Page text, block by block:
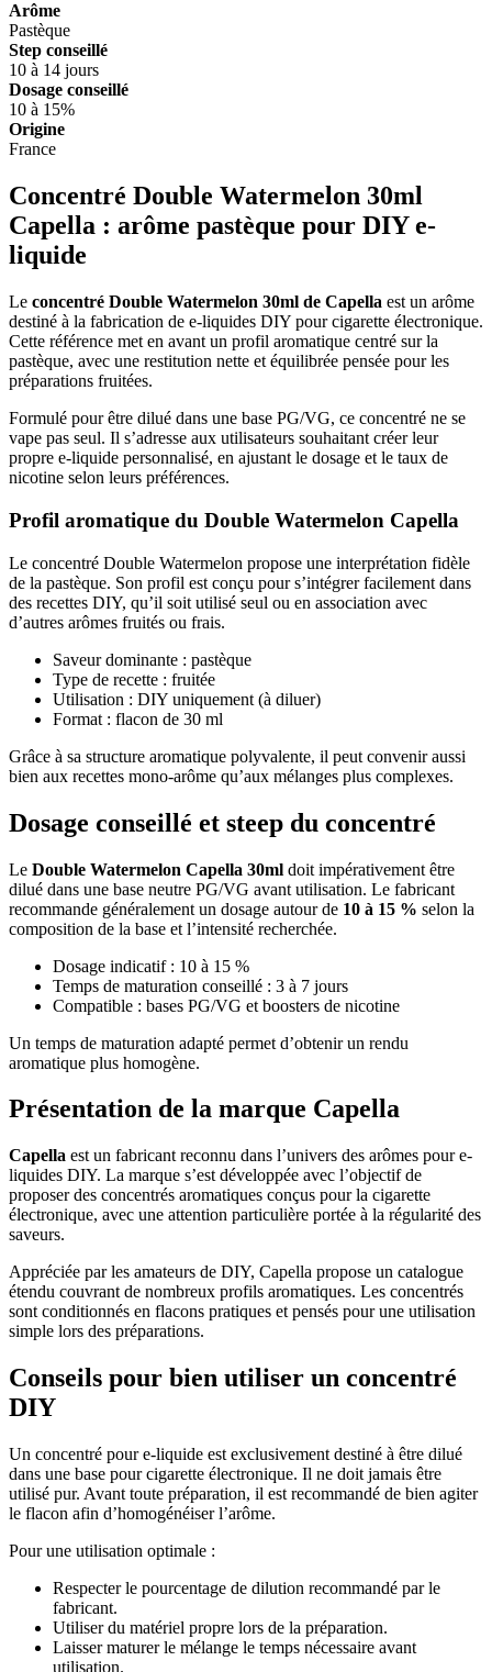
Arôme
Pastèque
Step conseillé
10 à 14 jours
Dosage conseillé
10 à 15%
Origine
France
Concentré Double Watermelon 30ml
Capella : arôme pastèque pour DIY e-
liquide
Le concentré Double Watermelon 30ml de Capella est un arôme
destiné à la fabrication de e-liquides DIY pour cigarette électronique.
Cette référence met en avant un profil aromatique centré sur la
pastèque, avec une restitution nette et équilibrée pensée pour les
préparations fruitées.
Formulé pour être dilué dans une base PG/VG, ce concentré ne se
vape pas seul. Il s’adresse aux utilisateurs souhaitant créer leur
propre e-liquide personnalisé, en ajustant le dosage et le taux de
nicotine selon leurs préférences.
Profil aromatique du Double Watermelon Capella
Le concentré Double Watermelon propose une interprétation fidèle
de la pastèque. Son profil est conçu pour s’intégrer facilement dans
des recettes DIY, qu’il soit utilisé seul ou en association avec
d’autres arômes fruités ou frais.
Saveur dominante : pastèque
Type de recette : fruitée
Utilisation : DIY uniquement (à diluer)
Format : flacon de 30 ml
Grâce à sa structure aromatique polyvalente, il peut convenir aussi
bien aux recettes mono-arôme qu’aux mélanges plus complexes.
Dosage conseillé et steep du concentré
Le Double Watermelon Capella 30ml doit impérativement être
dilué dans une base neutre PG/VG avant utilisation. Le fabricant
recommande généralement un dosage autour de 10 à 15 % selon la
composition de la base et l’intensité recherchée.
Dosage indicatif : 10 à 15 %
Temps de maturation conseillé : 3 à 7 jours
Compatible : bases PG/VG et boosters de nicotine
Un temps de maturation adapté permet d’obtenir un rendu
aromatique plus homogène.
Présentation de la marque Capella
Capella est un fabricant reconnu dans l’univers des arômes pour e-
liquides DIY. La marque s’est développée avec l’objectif de
proposer des concentrés aromatiques conçus pour la cigarette
électronique, avec une attention particulière portée à la régularité des
saveurs.
Appréciée par les amateurs de DIY, Capella propose un catalogue
étendu couvrant de nombreux profils aromatiques. Les concentrés
sont conditionnés en flacons pratiques et pensés pour une utilisation
simple lors des préparations.
Conseils pour bien utiliser un concentré
DIY
Un concentré pour e-liquide est exclusivement destiné à être dilué
dans une base pour cigarette électronique. Il ne doit jamais être
utilisé pur. Avant toute préparation, il est recommandé de bien agiter
le flacon afin d’homogénéiser l’arôme.
Pour une utilisation optimale :
Respecter le pourcentage de dilution recommandé par le
fabricant.
Utiliser du matériel propre lors de la préparation.
Laisser maturer le mélange le temps nécessaire avant
utilisation.